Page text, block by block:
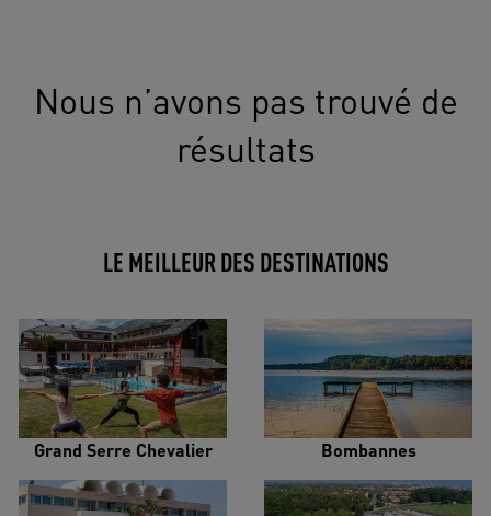
Nous n’avons pas trouvé de
résultats
LE MEILLEUR DES DESTINATIONS
Grand Serre Chevalier Bombannes